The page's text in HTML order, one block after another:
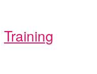
Training